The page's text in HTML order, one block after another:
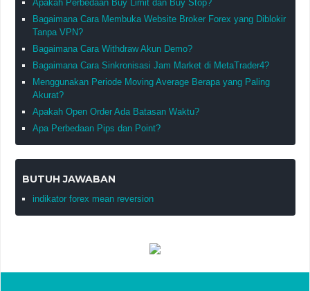
Apakah Perbedaan Buy Limit dan Buy Stop?
Bagaimana Cara Membuka Website Broker Forex yang Diblokir
Tanpa VPN?
Bagaimana Cara Withdraw Akun Demo?
Bagaimana Cara Sinkronisasi Jam Market di MetaTrader4?
Menggunakan Periode Moving Average Berapa yang Paling
Akurat?
Apakah Open Order Ada Batasan Waktu?
Apa Perbedaan Pips dan Point?
BUTUH JAWABAN
indikator forex mean reversion